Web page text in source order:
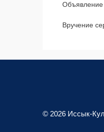
Объявление
Вручение
© 2026 Иссык-